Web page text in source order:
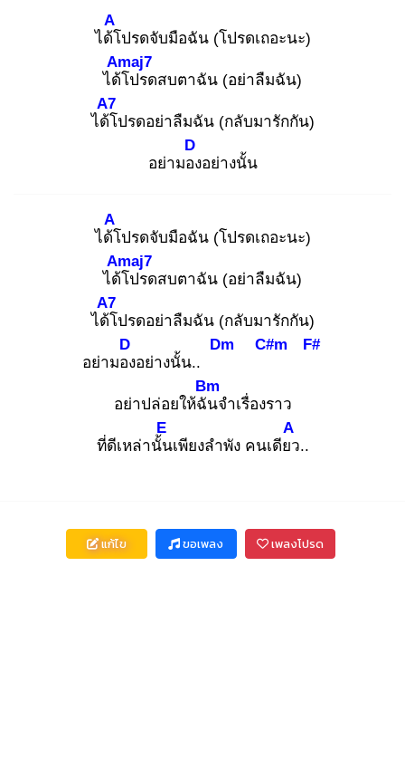
ได้โ
A
ปรดจับมือฉัน (โปรดเถอะนะ)
ได้โ
Amaj7
ปรดสบตาฉัน (อย่าลืมฉัน)
ได้โ
A7
ปรดอย่าลืมฉัน (กลับมารักกัน)
อย่ามอง
D
อย่างนั้น
ได้โ
A
ปรดจับมือฉัน (โปรดเถอะนะ)
ได้โ
Amaj7
ปรดสบตาฉัน (อย่าลืมฉัน)
ได้โ
A7
ปรดอย่าลืมฉัน (กลับมารักกัน)
อย่ามอง
D
อย่างนั้น..
Dm C#m F#
อย่าปล่อยให้ฉัน
Bm
จำเรื่องราว
ที่ดีเหล่านั้น
E
เพียงลำพัง คนเดียว
A
..
แก้ไข ขอเพลง เพลงโปรด